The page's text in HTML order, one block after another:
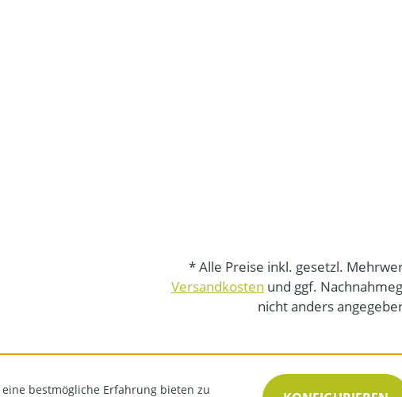
* Alle Preise inkl. gesetzl.
Versandkosten und ggf.
nicht anders
bestmögliche Erfahrung bieten zu